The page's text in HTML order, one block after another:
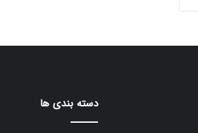
دسته بندی ها